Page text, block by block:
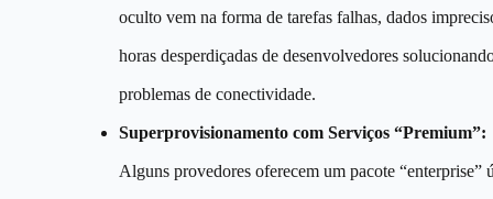
oculto vem na forma de tarefas falhas, dados
horas desperdiçadas de desenvolvedores
problemas de conectividade.
Superprovisionamento com Serviços “Premium”:
Alguns provedores oferecem um pacote “enterprise”